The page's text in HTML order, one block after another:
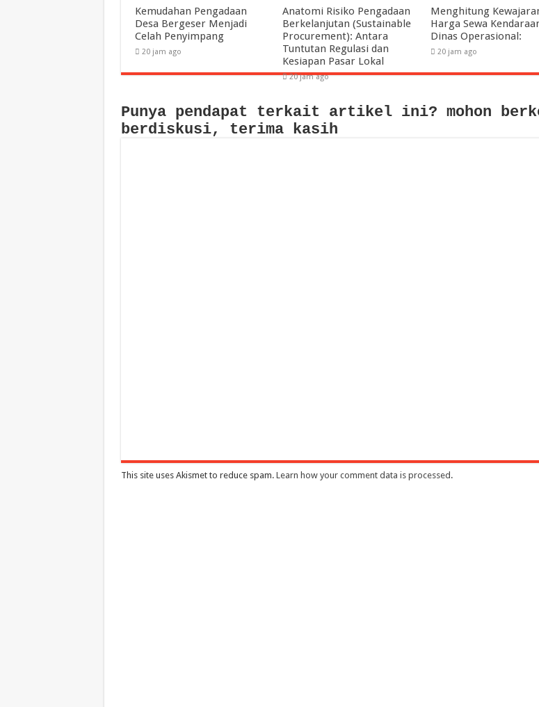
Kemudahan Pengadaan
Desa Bergeser Menjadi
Celah Penyimpang
20 jam ago
Anatomi Risiko Pengadaan
Berkelanjutan (Sustainable
Procurement): Antara
Tuntutan Regulasi dan
Kesiapan Pasar Lokal
20 jam ago
Menghitung
Harga Sewa
Dinas Operasional:
20 jam ago
Punya pendapat terkait artikel ini? mohon
berdiskusi, terima kasih
This site uses Akismet to reduce spam. Learn how your comment data is processed .